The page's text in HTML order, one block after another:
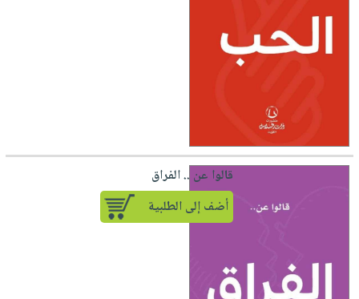
قالوا عن .. الفراق
أضف إلى الطلبية